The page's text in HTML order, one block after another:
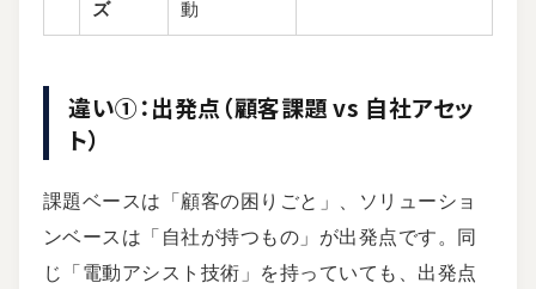
ズ 動
違い①：出発点（顧客課題 vs 自社アセッ
ト）
課題ベースは「顧客の困りごと」、ソリューショ
ンベースは「自社が持つもの」が出発点です。同
じ「電動アシスト技術」を持っていても、出発点